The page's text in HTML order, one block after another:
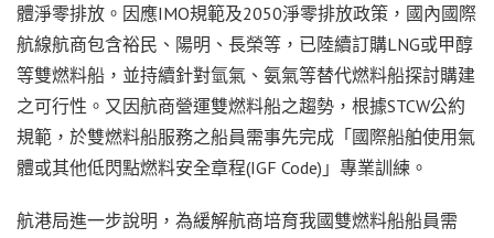
體淨零排放。因應IMO規範及2050淨零排放政策，國內國際
航線航商包含裕民、陽明、長榮等，已陸續訂購LNG或甲醇
等雙燃料船，並持續針對氫氣、氨氣等替代燃料船探討購建
之可行性。又因航商營運雙燃料船之趨勢，根據STCW公約
規範，於雙燃料船服務之船員需事先完成「國際船舶使用氣
體或其他低閃點燃料安全章程(IGF Code)」專業訓練。
航港局進一步說明，為緩解航商培育我國雙燃料船船員需